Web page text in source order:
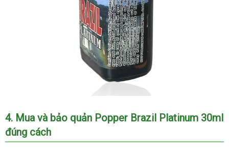
Popper
Brazil
Platinum
30ml
4cao
cấp
. Muahàng
Hiệu
và bảo quản Popper Brazil Platinum 30ml
đúng cách